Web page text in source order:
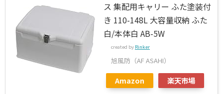
ス 集配用キャリー ふた塗装付
き 110-148L 大容量収納 ふた
白/本体白 AB-5W
created by Rinker
旭風防（AF ASAHI）
Amazon 楽天市場